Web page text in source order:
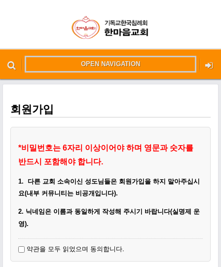
메뉴 건너뛰기
OPEN NAVIGATION
본문시작
회원가입
*비밀번호는 6자리 이상이어야 하며 영문과 숫자를
반드시 포함해야 합니다.
1. 다른 교회 소속이신 성도님들은 회원가입을 하지 말아주십시
요(내부 커뮤니티는 비공개입니다).
2. 닉네임은 이름과 동일하게 작성해 주시기 바랍니다(실명제 운
영).
명, 이모티콘 등을 달아주세요.
약관을 모두 읽었으며 동의합니다.